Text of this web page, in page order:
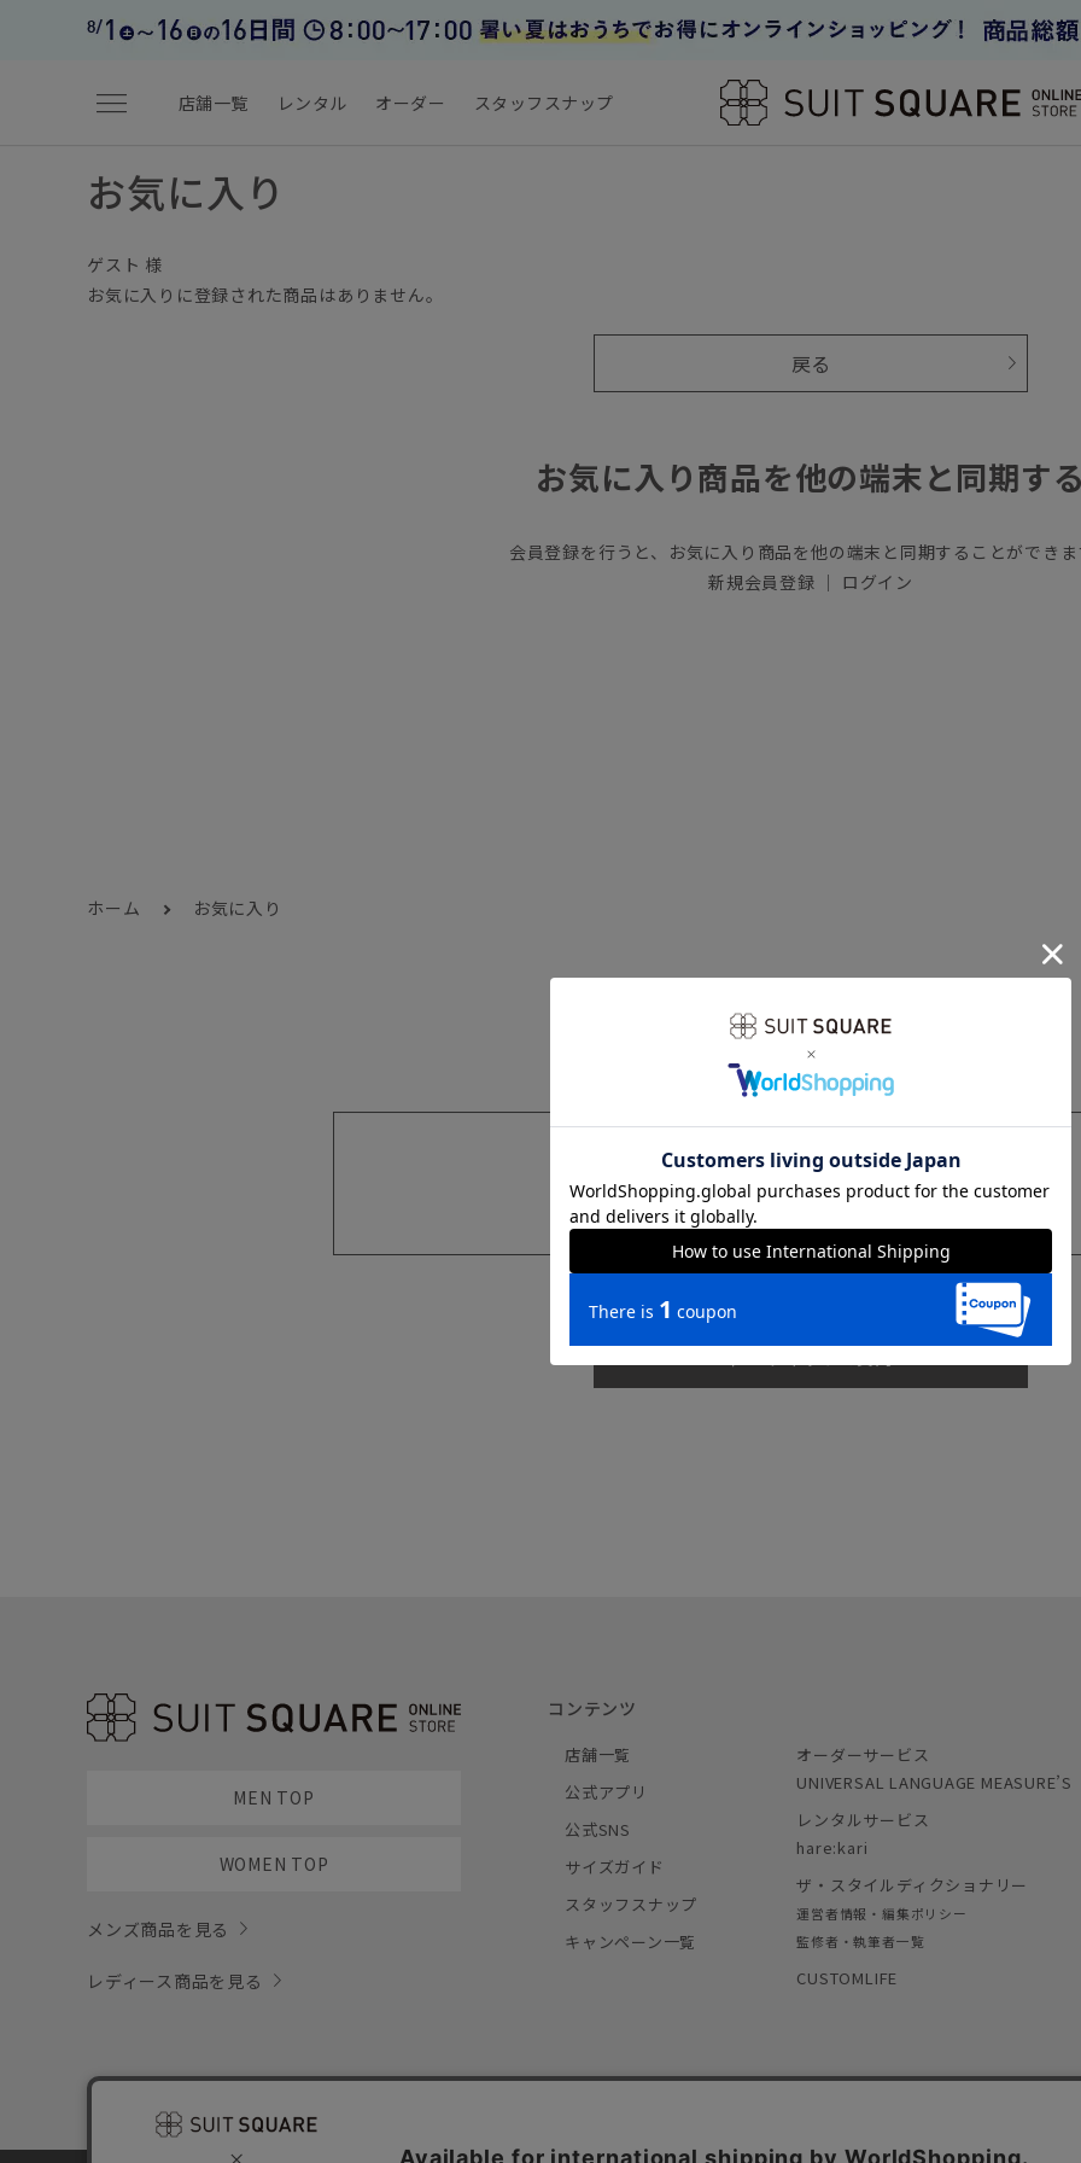
menu 店舗一覧 レンタル オーダー スタッフスナップ
お気に入り
ゲスト 様
お気に入りに登録された商品はありません。
戻る
お気に入り商品を他の端末と同期す
会員登録を行うと、お気に入り商品を他の端末と同期することができ
新規会員登録 ｜ ログイン
ホーム お気に入り
sms
MEN TOP
WOMEN TOP
メンズ商品を見る
レディース商品を見る
コンテンツ
店舗一覧
公式アプリ
公式SNS
サイズガイド
スタッフスナップ
キャンペーン一覧
オーダーサービス
UNIVERSAL LANGUAGE MEASURE’S
レンタルサービス
hare:kari
ザ・スタイルディクショナリー
運営者情報・編集ポリシー
監修者・執筆者一覧
CUSTOMLIFE